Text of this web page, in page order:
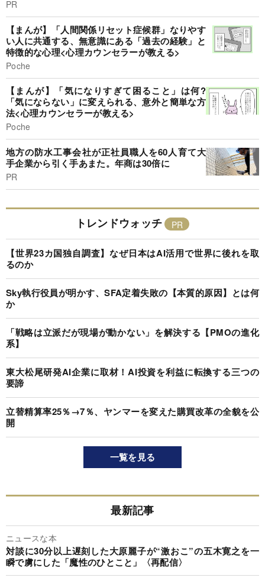
PR
【まんが】「人間関係リセット症候群」なりやす
い人に共通する、無意識にある「過去の経験」と
特徴的な心理<心理カウンセラーが教える>
Poche
【まんが】「気になりすぎて困ること」は何?
「気にならない」に変えられる、意外と簡単な方
法<心理カウンセラーが教える>
Poche
地方の防水工事会社が正社員職人を60人育て大
手企業から引く手あまた。年商は30倍に
PR
トレンドウォッチ
【世界23カ国独自調査】なぜ日本はAI活用で世界に後れを取
るのか
Sky執行役員が明かす、SFA定着失敗の【本質的原因】とは何
か
「戦略は立派だが現場が動かない」を解決する【PMOの進化
系】
東大松尾研発AI企業に取材！AI投資を利益に転換する三つの
要諦
立替精算率25％→7％、ヤンマーを変えた購買改革の全貌を公
開
一覧を見る
最新記事
ニュースな本
対談に30分以上遅刻した大原麗子が“激おこ”の五木寛之を一
瞬で虜にした「魔性のひとこと」〈再配信〉